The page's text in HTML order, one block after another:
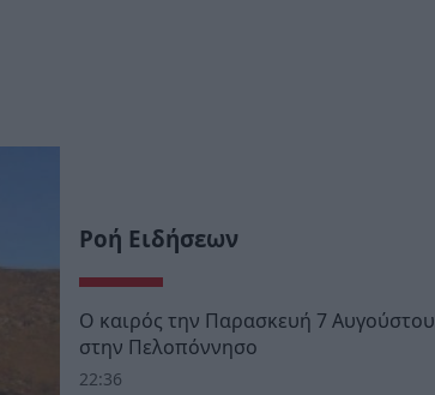
Ροή Ειδήσεων
Ο καιρός την Παρασκευή 7 Αυγούστου
στην Πελοπόννησο
22:36